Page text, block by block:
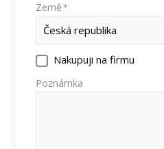
Země *
Nakupuji na firmu
Poznámka